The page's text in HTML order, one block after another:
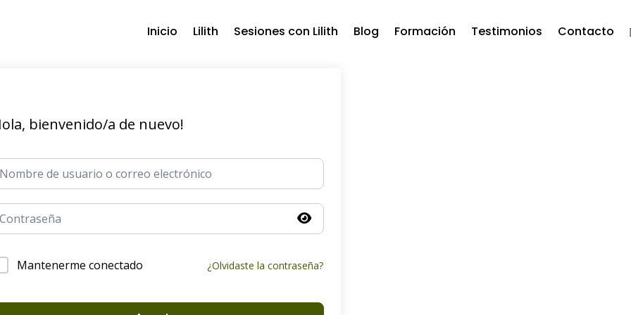
Inicio Lilith Sesiones con Lilith Blog Formación Testimonios Contacto
bienvenido/a de nuevo!
Mantenerme conectado ¿Olvidaste la contraseña?